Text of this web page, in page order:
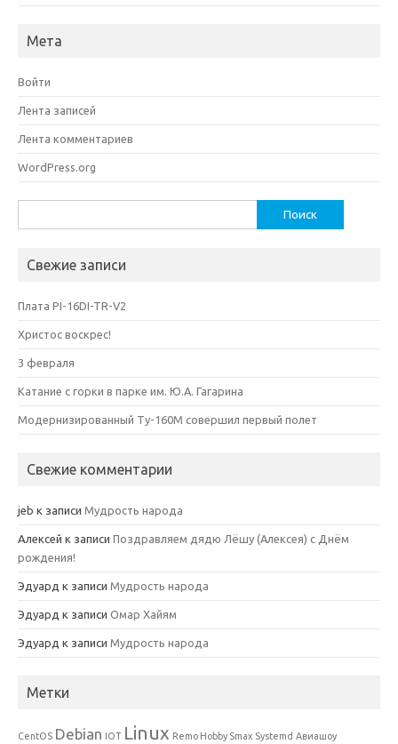
Мета
Войти
Лента записей
Лента комментариев
WordPress.org
Свежие записи
Плата PI-16DI-TR-V2
Христос воскрес!
3 февраля
Катание с горки в парке им. Ю.А. Гагарина
Модернизированный Ту-160М совершил первый полет
Свежие комментарии
jeb к записи Мудрость народа
Алексей к записи Поздравляем дядю Лёшу (Алексея) с Днём
рождения!
Эдуард к записи Мудрость народа
Эдуард к записи Омар Хайям
Эдуард к записи Мудрость народа
Метки
CentOS Debian IOT Linux Remo Hobby Smax Systemd Авиашоу